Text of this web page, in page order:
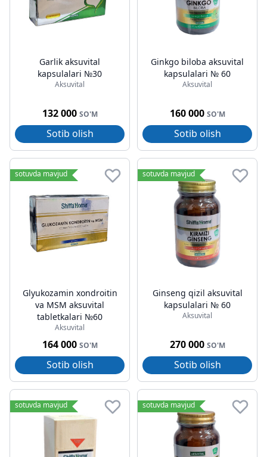
Garlik aksuvital
kapsulalari №30
Aksuvital
132 000 SO'M
Sotib olish
Ginkgo biloba aksuvital
kapsulalari № 60
Aksuvital
160 000 SO'M
Sotib olish
sotuvda mavjud
Glyukozamin xondroitin
va MSM aksuvital
tabletkalari №60
Aksuvital
164 000 SO'M
Sotib olish
sotuvda mavjud
Ginseng qizil aksuvital
kapsulalari № 60
Aksuvital
270 000 SO'M
Sotib olish
sotuvda mavjud sotuvda mavjud